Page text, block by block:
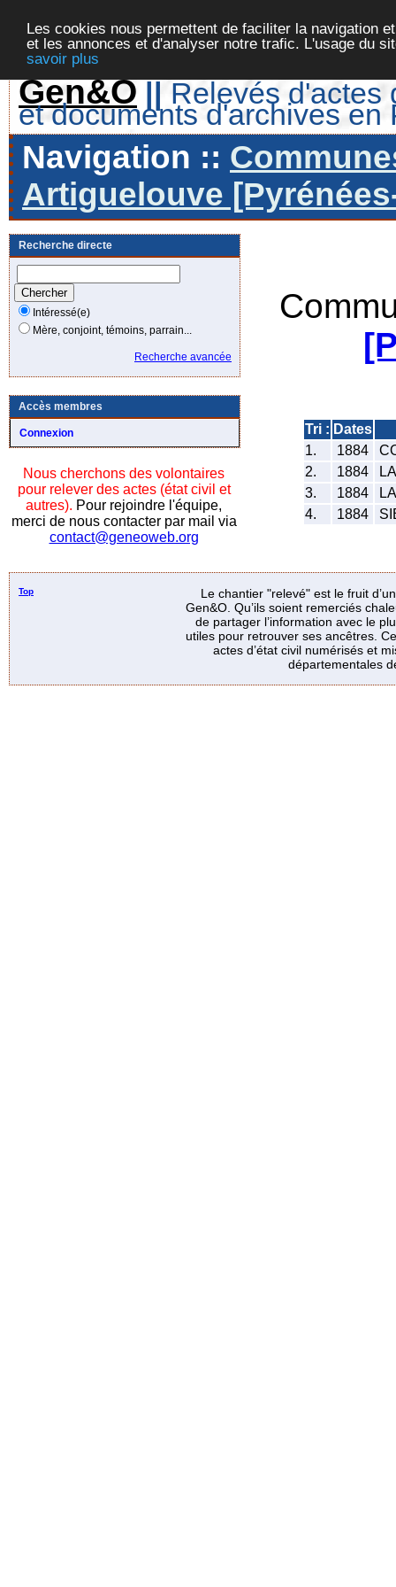
Les cookies nous permettent de faciliter la navigation
et les annonces et d'analyser notre trafic. L'usage du
savoir plus
Gen&O || Relevés d'actes
et documents d'archives en
Navigation ::
Artiguelouve
Recherche directe
Intéressé(e)
Mère, conjoint, témoins, parrain...
Recherche avancée
Accès membres
Connexion
Nous cherchons des volontaires
pour relever des actes (état civil et
autres). Pour rejoindre l'équipe,
merci de nous contacter par mail via
contact@geneoweb.org
Tri : Dates
1.
1884
2.
1884
3.
1884
4.
1884
Top
Le chantier "relevé" est le fruit
Gen&O. Qu’ils soient remerciés
de partager l’information avec le
utiles pour retrouver ses ancêtres.
actes d’état civil numérisés et
départementales